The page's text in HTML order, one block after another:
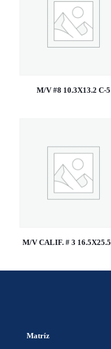
M/V #8 10.3X13.2 C-5
M/V CALIF. # 3
Matríz